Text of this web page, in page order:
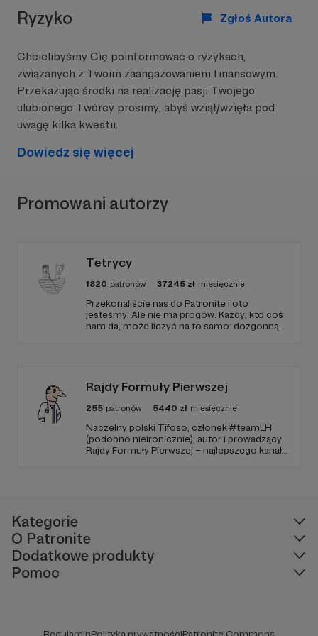
(farby etc.),
petycji, uwag do konsultacji społecznych),
przygotowanie materiałów do kampanii
społecznych (plakaty informacyjne),
środki interwencyjne na działania
wymagające niezwłocznej reakcji.
Zakrzówek– dzięki niemu właściwie o Akcji stało
Chodzi o już oddany do użytku
gdzie na małym akwenie powstały pływające
baseny, a ściany pokryto siatką, co jest
kompletnie niepotrzebne i niezgodne z pierwotną
ekspertyzą geologiczną. Naszym zdaniem (i nie
tylko naszym) kąpielisko dla krakowian na dużym
Zakrzówek promuje się na całą Polskę jako
najwspanialszą atrakcję turystyczną, przez co
każdego lata do bramek prowadzą kilkumetrowe
kolejki oczekujących na kąpiel w basenach.
Ryzyko Zgłoś Autora
Chcielibyśmy Cię poinformować o ryzykach,
związanych z Twoim zaangażowaniem finansowym.
Przekazując środki na realizację pasji Twojego
ulubionego Twórcy prosimy, abyś wziął/wzięła pod
uwagę kilka kwestii.
Dowiedz się więcej
Promowani autorzy
Tetrycy
1820 patronów 37245 zł miesięcznie
Przekonaliście nas do Patronite i oto
jesteśmy. Ale nie ma progów. Każdy, kto coś
nam da, może liczyć na to samo: dozgonną
Rajdy Formuły Pierwszej
255 patronów 5440 zł miesięcznie
Naczelny polski Tifoso, członek #teamLH
(podobno nieironicznie), autor i prowadzący
Rajdy Formuły Pierwszej – najlepszego kanału
Kategorie
O Patronite
Dodatkowe produkty
Pomoc